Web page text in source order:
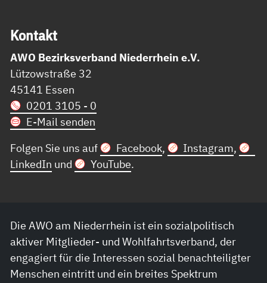
Kon­takt
AWO Bezirksverband Niederrhein e.V.
Lützowstraße 32
45141 Essen
0201 3105 - 0
E-Mail senden
Folgen Sie uns auf
Facebook, Instagram,
LinkedIn und YouTube.
Die AWO am Niederrhein ist ein sozialpolitisch
aktiver Mitglieder- und Wohlfahrtsverband, der
engagiert für die Interessen sozial benachteiligter
Menschen eintritt und ein breites Spektrum